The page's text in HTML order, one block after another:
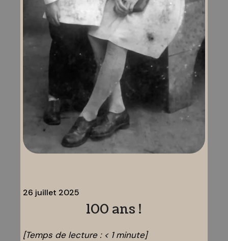
26 juillet 2025
100 ans !
[Temps de lecture : < 1 minute]